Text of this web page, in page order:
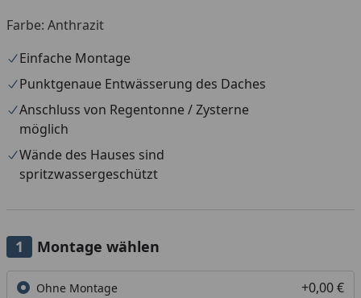
Farbe: Anthrazit
Einfache Montage
Punktgenaue Entwässerung des Daches
Anschluss von Regentonne / Zysterne
möglich
Wände des Hauses sind
spritzwassergeschützt
Montage wählen
Ohne Montage +0,00 €